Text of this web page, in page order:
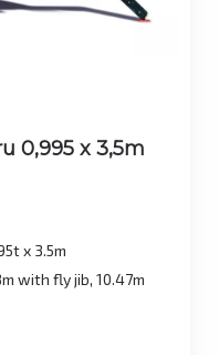
0,995 x 3,5m
x 3.5m
with fly jib, 10.47m